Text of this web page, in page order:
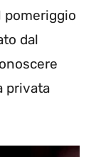
dal
privata